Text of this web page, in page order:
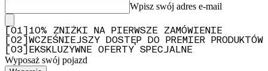
Wpisz swój adres e-mail
01
10% ZNIŻKI NA PIERWSZE ZAMÓWIENIE
02
WCZEŚNIEJSZY DOSTĘP DO PREMIER PRODUKTÓW
03 EKSKLUZYWNE OFERTY SPECJALNE
Wyposaż swój pojazd